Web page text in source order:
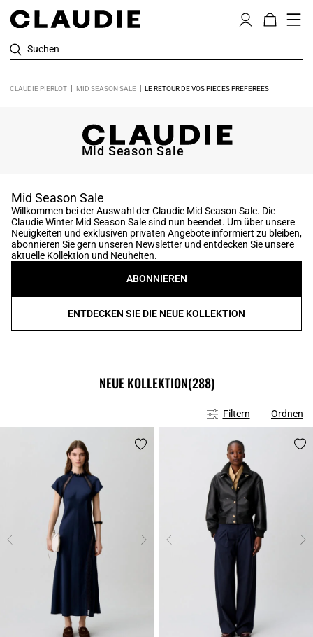
Suchen
CLAUDIE PIERLOT MID SEASON SALE LE RETOUR DE VOS PIÈCES PRÉFÉRÉES
Mid Season Sale
Mid Season Sale
Willkommen bei der Auswahl der Claudie Mid Season Sale. Die
Claudie Winter Mid Season Sale sind nun beendet. Um über unsere
Neuigkeiten und exklusiven privaten Angebote informiert zu bleiben,
abonnieren Sie gern unseren Newsletter und entdecken Sie unsere
aktuelle Kollektion und Neuheiten.
ABONNIEREN
ENTDECKEN SIE DIE NEUE KOLLEKTION
NEUE KOLLEKTION(288)
Filtern Ordnen